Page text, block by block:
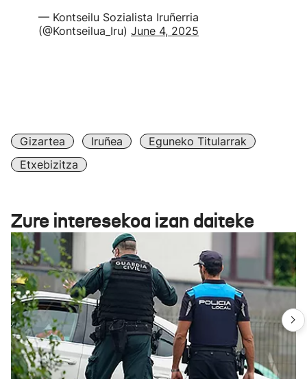
— Kontseilu Sozialista Iruñerria
(@Kontseilua_Iru) June 4, 2025
Gizartea Iruñea
Eguneko Titularrak
Etxebizitza
Zure interesekoa izan daiteke